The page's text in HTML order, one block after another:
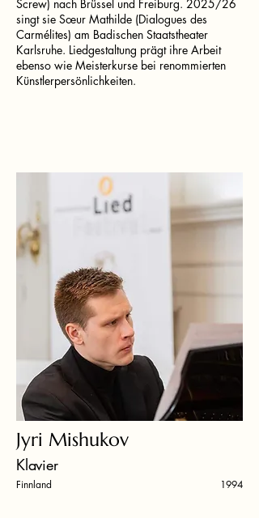
Screw) nach Brüssel und Freiburg. 2025/26
singt sie Sœur Mathilde (Dialogues des
Carmélites) am Badischen Staatstheater
Karlsruhe. Liedgestaltung prägt ihre Arbeit
ebenso wie Meisterkurse bei renommierten
Künstlerpersönlichkeiten.
Jyri Mishukov
Klavier
Finnland 1994